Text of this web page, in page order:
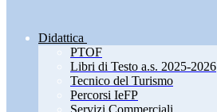
Didattica
PTOF
Libri di Testo a.s. 2025-2026
Tecnico del Turismo
Percorsi IeFP